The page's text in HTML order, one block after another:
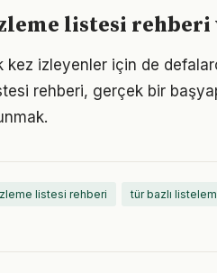
listesi
kez izleyenler için de
rehberi, gerçek bir
listesi rehberi tür bazlı